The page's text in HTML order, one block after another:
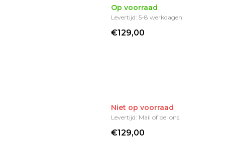
Op voorraad
Levertijd: 5-8 werkdagen
€129,00
Niet op voorraad
Levertijd: Mail of bel ons.
€129,00